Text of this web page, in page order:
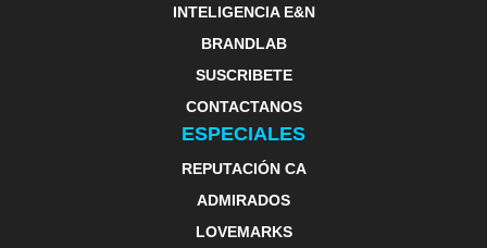
INTELIGENCIA E&N
BRANDLAB
SUSCRIBETE
CONTACTANOS
ESPECIALES
REPUTACIÓN CA
ADMIRADOS
LOVEMARKS